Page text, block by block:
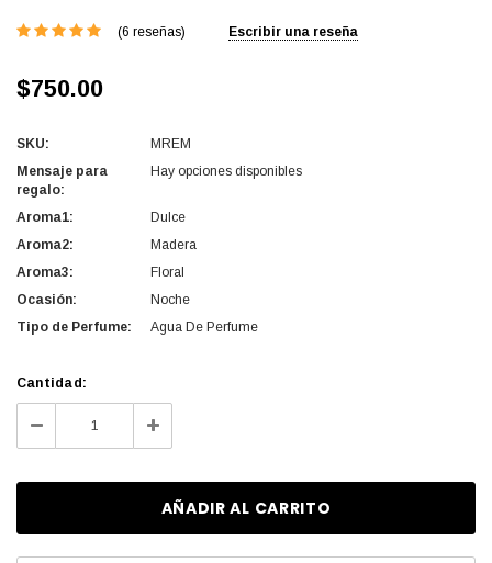
(6 reseñas) Escribir una reseña
$750.00
SKU:
MREM
Mensaje para
regalo:
Hay opciones disponibles
Aroma1:
Dulce
Aroma2:
Madera
Aroma3:
Floral
Ocasión:
Noche
Tipo de Perfume:
Agua De Perfume
Cantidad
actual
de
Cantidad:
Disminuir
cantidad
undefined
Aumentar
la
cantidad
undefined